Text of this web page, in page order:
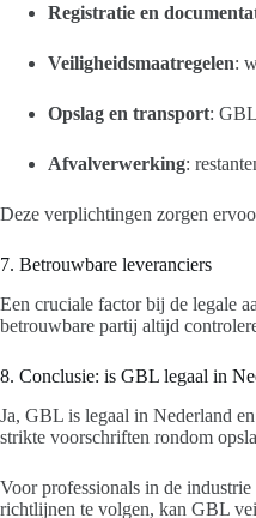
Registratie en
Veiligheidsmaatregelen:
Opslag en transport:
Afvalverwerking:
Deze verplichtingen zorgen
7. Betrouwbare leveranciers
Een cruciale factor bij de legale
betrouwbare partij altijd
8. Conclusie: is GBL legaal in
Ja, GBL is legaal in Nederland
strikte voorschriften rondom
Voor professionals in de
richtlijnen te volgen, kan GBL